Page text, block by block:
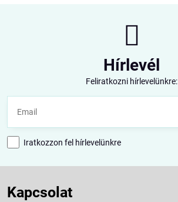
Hírlevél
Feliratkozni hírlevelünkre:
Iratkozzon fel hírlevelünkre
Kapcsolat